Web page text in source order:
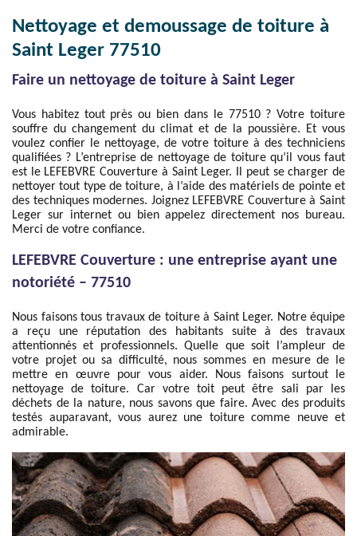
Nettoyage et demoussage de toiture à
Saint Leger 77510
Faire un nettoyage de toiture à Saint Leger
Vous habitez tout près ou bien dans le 77510 ? Votre toiture
souffre du changement du climat et de la poussière. Et vous
voulez confier le nettoyage, de votre toiture à des techniciens
qualifiées ? L’entreprise de nettoyage de toiture qu’il vous faut
est le LEFEBVRE Couverture à Saint Leger. Il peut se charger de
nettoyer tout type de toiture, à l’aide des matériels de pointe et
des techniques modernes. Joignez LEFEBVRE Couverture à Saint
Leger sur internet ou bien appelez directement nos bureau.
Merci de votre confiance.
LEFEBVRE Couverture : une entreprise ayant une
notoriété – 77510
Nous faisons tous travaux de toiture à Saint Leger. Notre équipe
a reçu une réputation des habitants suite à des travaux
attentionnés et professionnels. Quelle que soit l’ampleur de
votre projet ou sa difficulté, nous sommes en mesure de le
mettre en œuvre pour vous aider. Nous faisons surtout le
nettoyage de toiture. Car votre toit peut être sali par les
déchets de la nature, nous savons que faire. Avec des produits
testés auparavant, vous aurez une toiture comme neuve et
admirable.